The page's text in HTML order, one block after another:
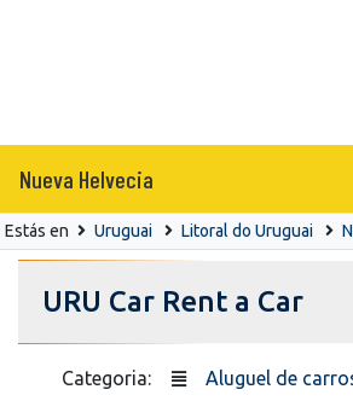
Nueva Helvecia
Estás en Uruguai Litoral do Uruguai
URU Car Rent a Car
Categoria: Aluguel de